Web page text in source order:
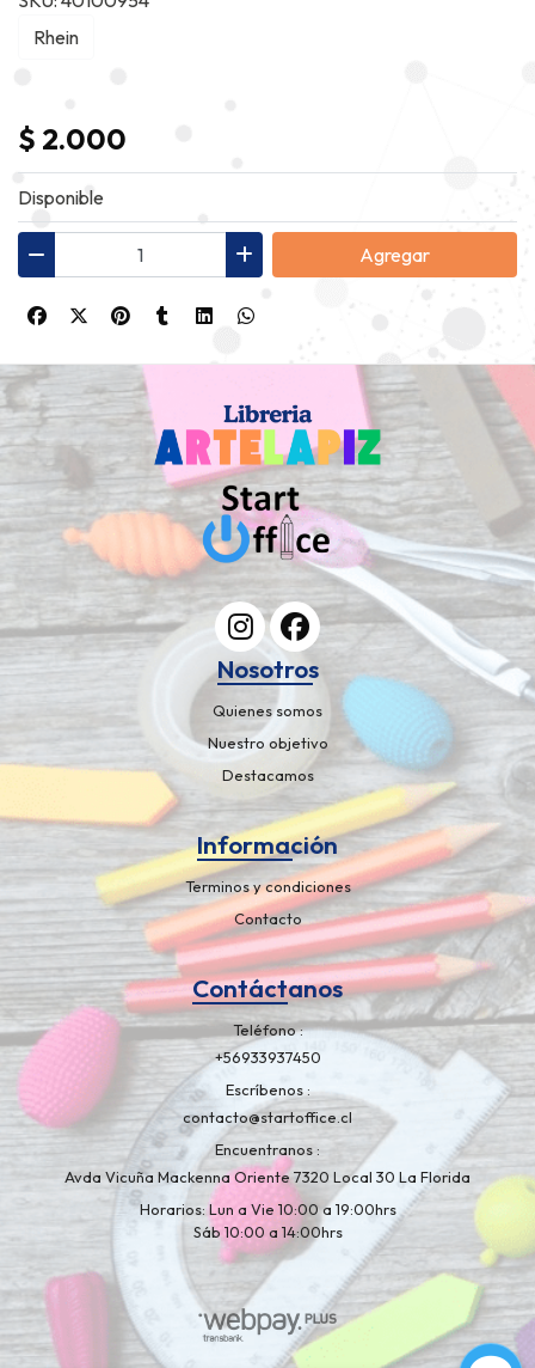
Rhein
$ 2.000
Disponible
Agregar
Nosotros
Quienes somos
Nuestro objetivo
Destacamos
Información
Terminos y condiciones
Contacto
Contáctanos
Teléfono
+56933937450
Escríbenos
contacto@startoffice.cl
Encuentranos
Avda Vicuña Mackenna Oriente 7320 Local 30 La Florida
Horarios: Lun a Vie 10:00 a 19:00hrs
Sáb 10:00 a 14:00hrs